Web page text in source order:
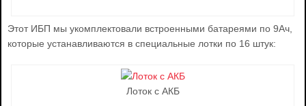
Этот ИБП мы укомплектовали встроенными батареями по 9Ач,
которые устанавливаются в специальные лотки по 16 штук:
Лоток с АКБ